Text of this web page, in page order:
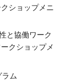
ショップメニ
と協働ワーク
クショップメ
ム